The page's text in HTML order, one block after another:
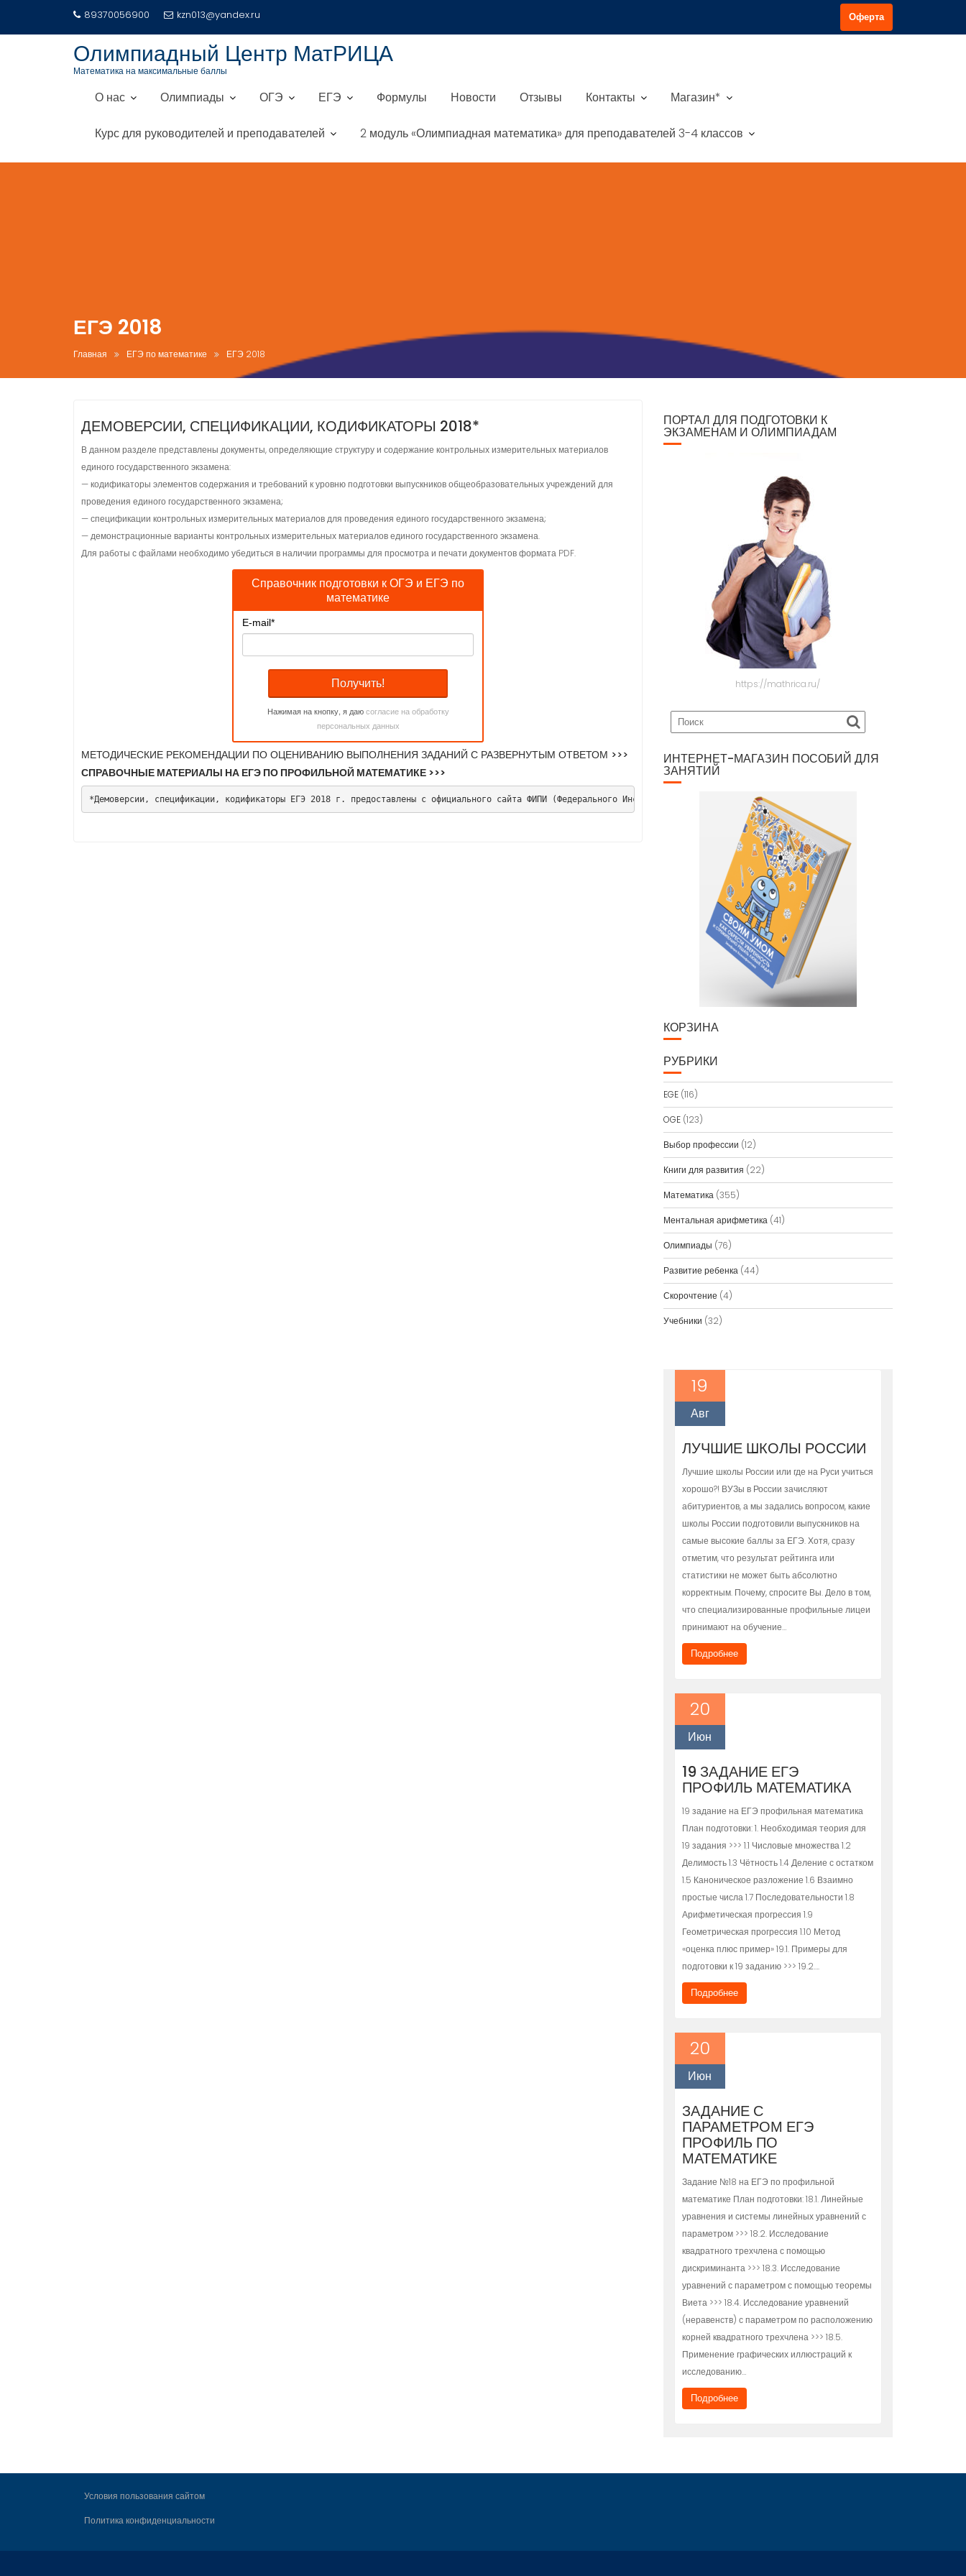
89370056900 kzn013@yandex.ru Оферта
Олимпиадный Центр МатРИЦА
Математика на максимальные баллы
О нас Олимпиады ОГЭ ЕГЭ Формулы Новости Отзывы Контакты Магазин*
Курс для руководителей и преподавателей 2 модуль «Олимпиадная математика» для преподавателей 3-4 классов
ЕГЭ 2018
Главная ЕГЭ по математике ЕГЭ 2018
ДЕМОВЕРСИИ, СПЕЦИФИКАЦИИ, КОДИФИКАТОРЫ 2018*
В данном разделе представлены документы, определяющие структуру и содержание контрольных измерительных материалов
единого государственного экзамена:
— кодификаторы элементов содержания и требований к уровню подготовки выпускников общеобразовательных учреждений для
проведения единого государственного экзамена;
— спецификации контрольных измерительных материалов для проведения единого государственного экзамена;
— демонстрационные варианты контрольных измерительных материалов единого государственного экзамена.
Для работы с файлами необходимо убедиться в наличии программы для просмотра и печати документов формата PDF.
Справочник подготовки к ОГЭ и ЕГЭ по
математике
E-mail*
Нажимая на кнопку, я даюсогласие на обработку
персональных данных
МЕТОДИЧЕСКИЕ РЕКОМЕНДАЦИИ ПО ОЦЕНИВАНИЮ ВЫПОЛНЕНИЯ ЗАДАНИЙ С РАЗВЕРНУТЫМ ОТВЕТОМ >>>
СПРАВОЧНЫЕ МАТЕРИАЛЫ НА ЕГЭ ПО ПРОФИЛЬНОЙ МАТЕМАТИКЕ >>>
*Демоверсии, спецификации, кодификаторы ЕГЭ 2018 г. предоставлены с официального сайта ФИПИ (Федерального Института педагогических измерений).
ПОРТАЛ ДЛЯ ПОДГОТОВКИ К
ЭКЗАМЕНАМ И ОЛИМПИАДАМ
https://mathrica.ru/
ИНТЕРНЕТ-МАГАЗИН ПОСОБИЙ ДЛЯ
ЗАНЯТИЙ
КОРЗИНА
РУБРИКИ
EGE(116)
OGE(123)
Выбор профессии (12)
Книги для развития (22)
Математика(355)
Ментальная арифметика(41)
Олимпиады (76)
Развитие ребенка(44)
Скорочтение (4)
Учебники (32)
19
Авг
ЛУЧШИЕ ШКОЛЫ РОССИИ
Лучшие школы России или где на Руси учиться
хорошо?! ВУЗы в России зачисляют
абитуриентов, а мы задались вопросом, какие
школы России подготовили выпускников на
самые высокие баллы за ЕГЭ. Хотя, сразу
отметим, что результат рейтинга или
статистики не может быть абсолютно
корректным. Почему, спросите Вы. Дело в том,
что специализированные профильные лицеи
принимают на обучение…
Подробнее
20
Июн
19 ЗАДАНИЕ ЕГЭ
ПРОФИЛЬ МАТЕМАТИКА
19 задание на ЕГЭ профильная математика
План подготовки: 1. Необходимая теория для
19 задания >>> 1.1 Числовые множества 1.2
Делимость 1.3 Чётность 1.4 Деление с остатком
1.5 Каноническое разложение 1.6 Взаимно
простые числа 1.7 Последовательности 1.8
Арифметическая прогрессия 1.9
Геометрическая прогрессия 1.10 Метод
«оценка плюс пример» 19.1. Примеры для
подготовки к 19 заданию >>> 19.2….
Подробнее
20
Июн
ЗАДАНИЕ С
ПАРАМЕТРОМ ЕГЭ
ПРОФИЛЬ ПО
МАТЕМАТИКЕ
Задание №18 на ЕГЭ по профильной
математике План подготовки: 18.1. Линейные
уравнения и системы линейных уравнений с
параметром >>> 18.2. Исследование
квадратного трехчлена с помощью
дискриминанта >>> 18.3. Исследование
уравнений с параметром с помощью теоремы
Виета >>> 18.4. Исследование уравнений
(неравенств) с параметром по расположению
корней квадратного трехчлена >>> 18.5.
Применение графических иллюстраций к
исследованию…
Подробнее
Условия пользования сайтом
Политика конфиденциальности